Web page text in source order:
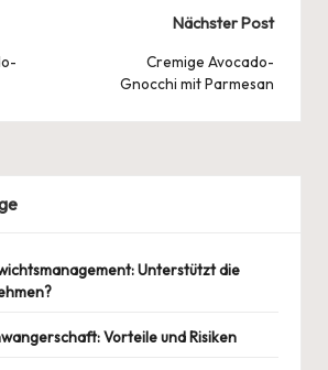
Nächster Post
Cremige Avocado-
Gnocchi mit Parmesan
Unterstützt die
Vorteile und Risiken